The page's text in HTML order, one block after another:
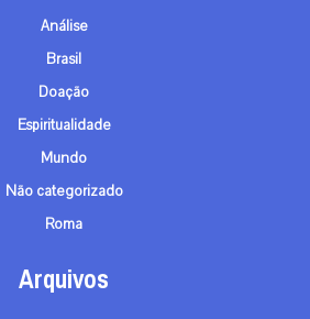
Análise
Brasil
Doação
Espiritualidade
Mundo
Não categorizado
Roma
Arquivos